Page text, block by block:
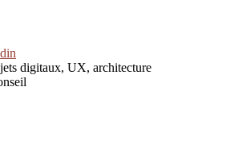
digitaux, UX, architecture